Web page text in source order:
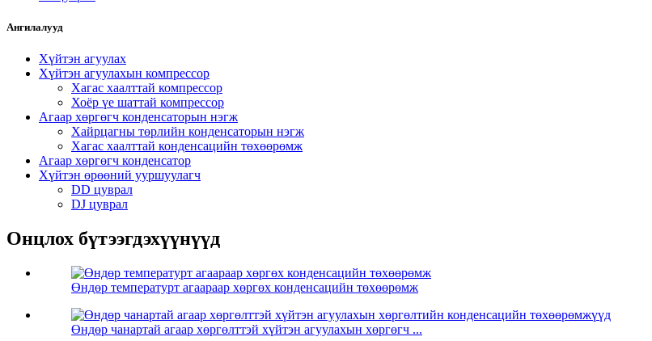
Ангилалууд
Хүйтэн агуулах
Хүйтэн агуулахын компрессор
Хагас хаалттай компрессор
Хоёр үе шаттай компрессор
Агаар хөргөгч конденсаторын нэгж
Хайрцагны төрлийн конденсаторын нэгж
Хагас хаалттай конденсацийн төхөөрөмж
Агаар хөргөгч конденсатор
Хүйтэн өрөөний ууршуулагч
DD цуврал
DJ цуврал
Онцлох бүтээгдэхүүнүүд
Өндөр температурт агаараар хөргөх конденсацийн төхөөрөмж
Өндөр чанартай агаар хөргөлттэй хүйтэн агуулахын хөргөгч ...